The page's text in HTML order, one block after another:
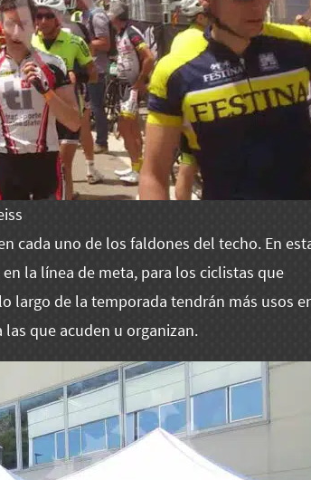
cada uno de los faldones del techo. En
la línea de meta, para los ciclistas que
largo de la temporada tendrán más usos
que acuden u organizan.